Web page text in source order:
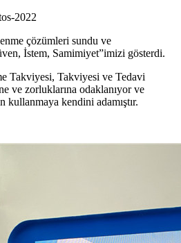
2022
çözümleri sundu ve
İstem, Samimiyet”imizi gösterdi.
Takviyesi, Takviyesi ve Tedavi
ve zorluklarına odaklanıyor ve
kullanmaya kendini adamıştır.